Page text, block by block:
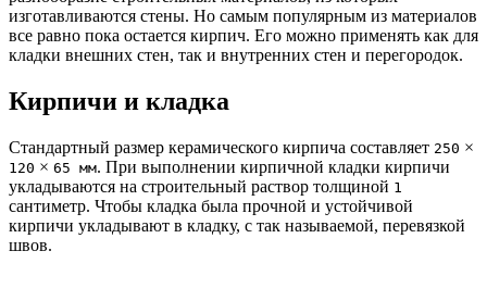
изготавливаются стены. Но самым популярным из материалов
все равно пока остается кирпич. Его можно применять как для
кладки внешних стен, так и внутренних стен и перегородок.
Кирпичи и кладка
Стандартный размер керамического кирпича составляет 250 ×
120 × 65 мм. При выполнении кирпичной кладки кирпичи
укладываются на строительный раствор толщиной 1
сантиметр. Чтобы кладка была прочной и устойчивой
кирпичи укладывают в кладку, с так называемой, перевязкой
швов.